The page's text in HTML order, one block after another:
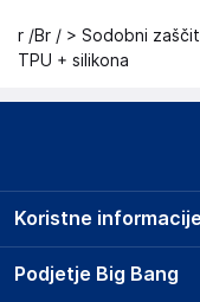
r /Br / > Sodobni
TPU + silikona
Podjetje Big Bang
Koristne informacije
Prodajna mesta